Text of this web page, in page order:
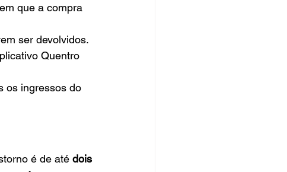
que a compra
ser devolvidos.
Quentro
os ingressos do
é de até dois